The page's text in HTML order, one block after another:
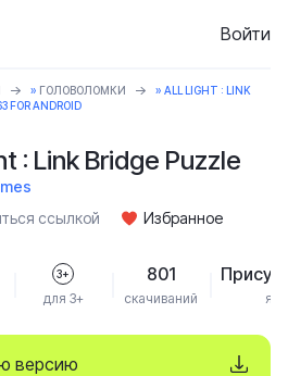
Войти
» ГОЛОВОЛОМКИ
» ALL LIGHT : LINK
FOR ANDROID
: Link Bridge Puzzle
ссылкой
Избранное
версию
3+
для 3+
801
скачиваний